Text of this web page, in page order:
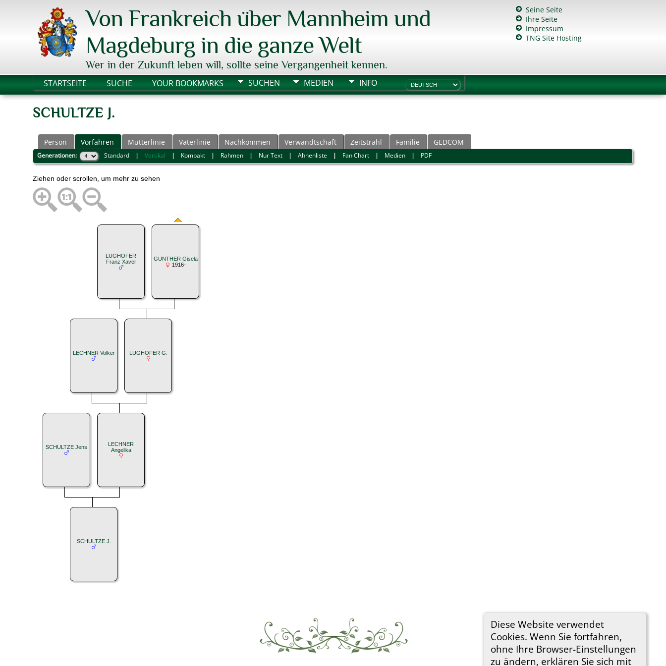
Von Frankreich über Mannheim und
Magdeburg in die ganze Welt
Wer in der Zukunft leben will, sollte seine Vergangenheit kennen.
Seine Seite
Ihre Seite
Impressum
TNG Site Hosting
STARTSEITE SUCHE YOUR BOOKMARKS SUCHEN MEDIEN INFO
Diese Website verwendet
Cookies. Wenn Sie fortfahren,
ohne Ihre Browser-Einstellungen
zu ändern, erklären Sie sich mit
SCHULTZE J.
Person Vorfahren Mutterlinie Vaterlinie Nachkommen Verwandtschaft Zeitstrahl Familie GEDCOM
Generationen: Standard |Vertikal | Kompakt | Rahmen | Nur Text |Ahnenliste | Fan Chart | Medien | PDF
Ziehen oder scrollen, um mehr zu sehen
LUGHOFER
Franz Xaver
GÜNTHER Gisela
1916-
LECHNER Volker LUGHOFER G.
SCHULTZE Jens
LECHNER
Angelika
SCHULTZE J.